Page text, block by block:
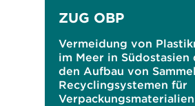
ZUG OBP
Vermeidung von
im Meer in Südostasien
den Aufbau von
Recyclingsystemen für